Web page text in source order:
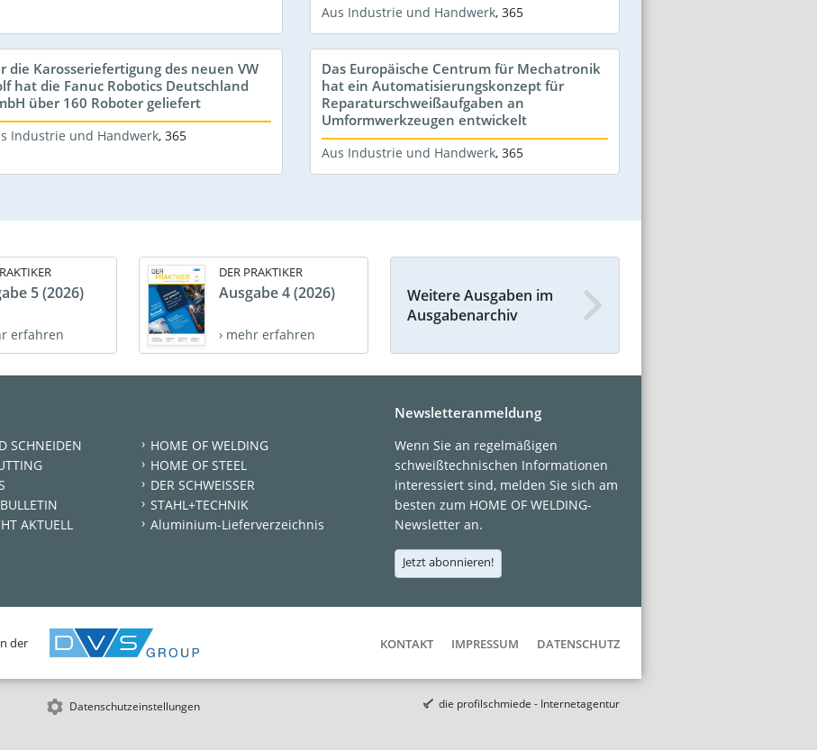
Aus Industrie und Handwerk, 365
die Karosseriefertigung des neuen VW
hat die Fanuc Robotics Deutschland
über 160 Roboter geliefert
Industrie und Handwerk, 365
Das Europäische Centrum für Mechatronik
hat ein Automatisierungskonzept für
Reparaturschweißaufgaben an
Umformwerkzeugen entwickelt
Aus Industrie und Handwerk, 365
5 (2026)
erfahren
DER PRAKTIKER
Ausgabe 4 (2026)
› mehr erfahren
Weitere Ausgaben im
Ausgabenarchiv
SCHNEIDEN
AKTUELL
HOME OF WELDING
HOME OF STEEL
DER SCHWEISSER
STAHL+TECHNIK
Aluminium-Lieferverzeichnis
Newsletteranmeldung
Wenn Sie an regelmäßigen
schweißtechnischen Informationen
interessiert sind, melden Sie sich am
besten zum HOME OF WELDING-
Newsletter an.
Jetzt abonnieren!
der KONTAKT IMPRESSUM DATENSCHUTZ
Datenschutzeinstellungen die profilschmiede - Internetagentur